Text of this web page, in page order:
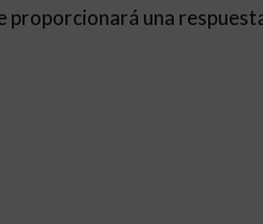
una